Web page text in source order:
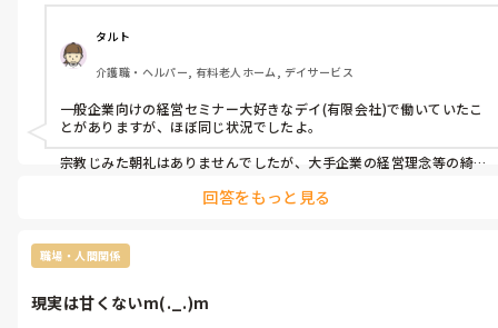
現場の声を代弁すると、ただでさえ人数ギリギリなのに
外部利用の利用者も来る、日中も対応だけでキャパオーバー、遅
番もキャパオーバー、早番もキャパオーバー、
現場は無理矢理回っている状況が去年からずっとです。
夜勤もやる人はいるけど正社員は殆ど日勤にまわるので、夜勤専
従に4.５連勤が平気でつく状況が一昨年からずっとᕦ(ò_óˇ)ᕤ
社長の意向は絶対なんで、無理矢理回していても一切関係ないら
しい。お得意の〇〇式アメーバ経営を作った方をリスペクトして
必死になってやっている。
ていく負のループᕦ(ò_óˇ)ᕤ
歴代課長さん達ですけどねᕦ(ò_óˇ)ᕤ
上記を逸している施設である事は確かです。
タルト
介護職・ヘルパー, 有料老人ホーム, デイサービス
一般企業向けの経営セミナー大好きなデイ(有限会社)で働いていたこ
とがありますが、ほぼ同じ状況でしたよ。
宗教じみた朝礼はありませんでしたが、大手企業の経営理念等の綺
が介護と無関係なセミナーに参加させられて代休もなくどんどん辞
入職半年は給与5%オフかつおかしな運営方法に気づいて正社員が半
年以内でどんどん辞めていく。
社長は短期間で高級車を乗り換え。きっと経営者セミナーに参加し
回答をもっと見る
職場・人間関係
現実は甘くないm(._.)m